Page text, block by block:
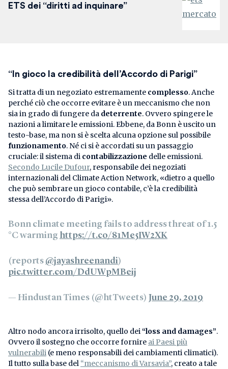
ETS dei “diritti ad inquinare”
“In gioco la credibilità dell’Accordo di Parigi”
Si tratta di un negoziato estremamente complesso. Anche
perché ciò che occorre evitare è un meccanismo che non
sia in grado di fungere da deterrente. Ovvero spingere le
nazioni a limitare le emissioni. Ebbene, da Bonn è uscito un
testo-base, ma non si è scelta alcuna opzione sul possibile
funzionamento. Né ci si è accordati su un passaggio
cruciale: il sistema di contabilizzazione delle emissioni.
Secondo Lucile Dufour, responsabile dei negoziati
internazionali del Climate Action Network, «dietro a quello
che può sembrare un gioco contabile, c’è la credibilità
stessa dell’Accordo di Parigi».
Bonn climate meeting fails to address threat of 1.5
°C warming https://t.co/81Me5IW2XK
(reports @jayashreenandi)
pic.twitter.com/DdUWpMBeij
— Hindustan Times (@htTweets) June 29, 2019
Altro nodo ancora irrisolto, quello dei“loss and damages”.
Ovvero il sostegno che occorre fornire ai Paesi più
vulnerabili (e meno responsabili dei cambiamenti climatici).
Il tutto sulla base del “meccanismo di Varsavia”, creato a tale